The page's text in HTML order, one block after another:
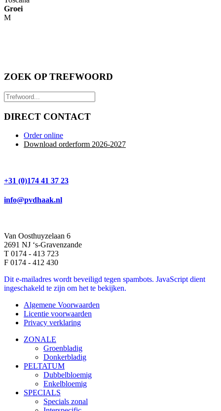
Groei
M
ZOEK OP TREFWOORD
DIRECT CONTACT
Order online
Download orderform 2026-2027
+31 (0)174 41 37 23
info@pvdhaak.nl
Van Oosthuyzelaan 6
2691 NJ ‘s-Gravenzande
T 0174 - 413 723
F 0174 - 412 430
Dit e-mailadres wordt beveiligd tegen spambots. JavaScript dient
ingeschakeld te zijn om het te bekijken.
Algemene Voorwaarden
Licentie voorwaarden
Privacy verklaring
ZONALE
Groenbladig
Donkerbladig
PELTATUM
Dubbelbloemig
Enkelbloemig
SPECIALS
Specials zonal